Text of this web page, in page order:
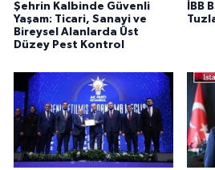
Şehrin Kalbinde Güvenli
Yaşam: Ticari, Sanayi ve
Bireysel Alanlarda Üst
Düzey Pest Kontrol
İBB